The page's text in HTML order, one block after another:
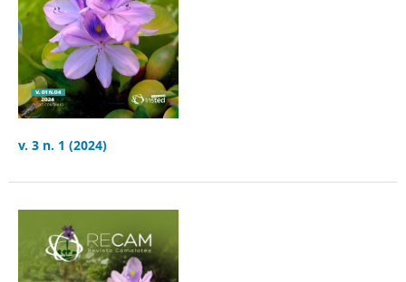
v. 3 n. 1 (2024)